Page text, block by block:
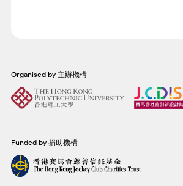
Organised by 主辦機構
Funded by 捐助機構